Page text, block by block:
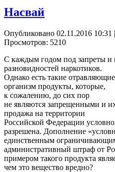
Насвай
Опубликовано 02.11.2016 10:31 |
Просмотров: 5210
С каждым годом под запреты и
разновидностей наркотиков.
Однако есть такие отравляющие
организм продукты, которые,
к сожалению, до сих пор
не являются запрещенными и
продажа на территории
Российской Федерации условно
разрешена. Дополнение
единственным
административный штраф от
примером такого продукта
чем это вещество вредно?